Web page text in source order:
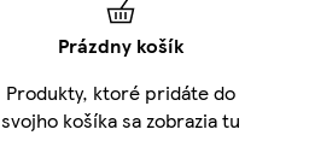
Prázdny košík
Produkty, ktoré pridáte do
svojho košíka sa zobrazia tu